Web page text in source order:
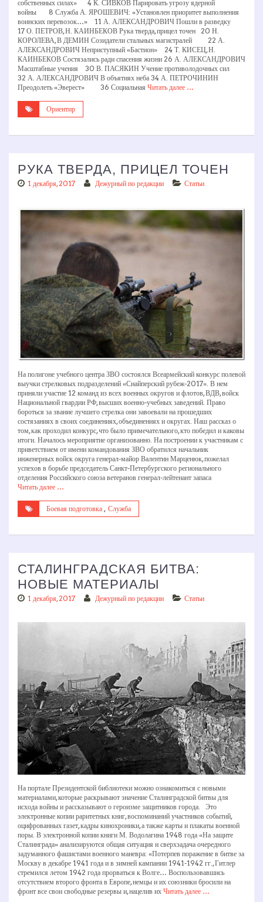
собственных силах» 4 К. СИВКОВ Парировать угрозу ядерной
войны 8 Служба А. ЯРОШЕВИЧ: «Установлен приоритет выполнения
воинских перевозок…» 11 А. АЛЕКСАНДРОВИЧ Пошли в разведку
17 О. ПЕТРОВ, Н. КАИНБЕКОВ Рука тверда, прицел точен 20 Н.
КОРОЛЕВА, В ДЕМИН Созидатели стальных магистралей 22 А.
АЛЕКСАНДРОВИЧ Неприступный «Бастион» 24 Т. КИСЕЦ, Н.
КАИНБЕКОВ Состязались ради спасения жизни 26 А. АЛЕКСАНДРОВИЧ
Масштабные учения 30 В. ПАСЯКИН Учение противолодочных сил
32 А. АЛЕКСАНДРОВИЧ В объятиях неба 34 А. ПЕТРОЧИНИН
Преодолеть «Эверест» 36 Социальная Читать далее …
Ориентир
РУКА ТВЕРДА, ПРИЦЕЛ ТОЧЕН
1 декабря, 2017 Дежурный по редакции Статьи
На полигоне учебного центра ЗВО состоялся Всеармейский конкурс полевой
выучки стрелковых подразделений «Снайперский рубеж-2017». В нем
приняли участие 12 команд из всех военных округов и флотов, ВДВ, войск
Национальной гвардии РФ, высших военно-учебных заведений. Право
бороться за звание лучшего стрелка они завоевали на прошедших
состязаниях в своих соединениях, объединениях и округах. Наш рассказ о
том, как проходил конкурс, что было примечательного, кто победил и каковы
итоги. Началось мероприятие организованно. На построении к участникам с
приветствием от имени командования ЗВО обратился начальник
инженерных войск округа генерал-майор Валентин Марценюк, пожелал
успехов в борьбе председатель Санкт-Петербургского регионального
отделения Российского союза ветеранов генерал-лейтенант запаса
Читать далее …
Боевая подготовка , Служба
СТАЛИНГРАДСКАЯ БИТВА:
НОВЫЕ МАТЕРИАЛЫ
1 декабря, 2017 Дежурный по редакции Статьи
На портале Президентской библиотеки можно ознакомиться с новыми
материалами, которые раскрывают значение Сталинградской битвы для
исхода войны и рассказывают о героизме защитников города. Это
электронные копии раритетных книг, воспоминаний участников событий,
оцифрованных газет, кадры кинохроники, а также карты и плакаты военной
поры. В электронной копии книги М. Водолагина 1948 года «На защите
Сталинграда» анализируются общая ситуация и сверхзадача очередного
задуманного фашистами военного маневра: «Потерпев поражение в битве за
Москву в декабре 1941 года и в зимней кампании 1941-1942 гг., Гитлер
стремился летом 1942 года прорваться к Волге… Воспользовавшись
отсутствием второго фронта в Европе, немцы и их союзники бросили на
фронт все свои свободные резервы и, нацелив их Читать далее …